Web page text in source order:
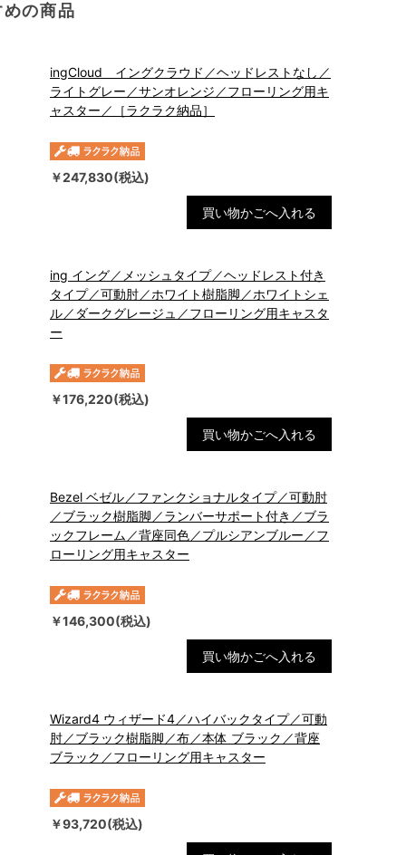
の商品
ingCloud イングクラウド／ヘッドレストなし／
ライトグレー／サンオレンジ／フローリング用キ
ャスター／［ラクラク納品］
￥247,830(税込)
買い物かごへ入れる
ing イング／メッシュタイプ／ヘッドレスト付き
タイプ／可動肘／ホワイト樹脂脚／ホワイトシェ
ル／ダークグレージュ／フローリング用キャスタ
ー
￥176,220(税込)
買い物かごへ入れる
Bezel ベゼル／ファンクショナルタイプ／可動肘
／ブラック樹脂脚／ランバーサポート付き／ブラ
ックフレーム／背座同色／プルシアンブルー／フ
ローリング用キャスター
￥146,300(税込)
買い物かごへ入れる
Wizard4 ウィザード4／ハイバックタイプ／可動
肘／ブラック樹脂脚／布／本体 ブラック／背座
ブラック／フローリング用キャスター
￥93,720(税込)